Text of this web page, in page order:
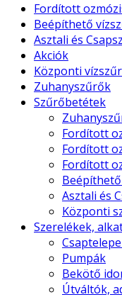
Fordított
Beépíthető
Asztali és
Akciók
Központi
Zuhanyszűrők
Szűrőbetétek
Fordított
Fordított
Fordított
Asztali és
Központi
Szerelékek,
Pumpák
Bekötő
Útváltók,